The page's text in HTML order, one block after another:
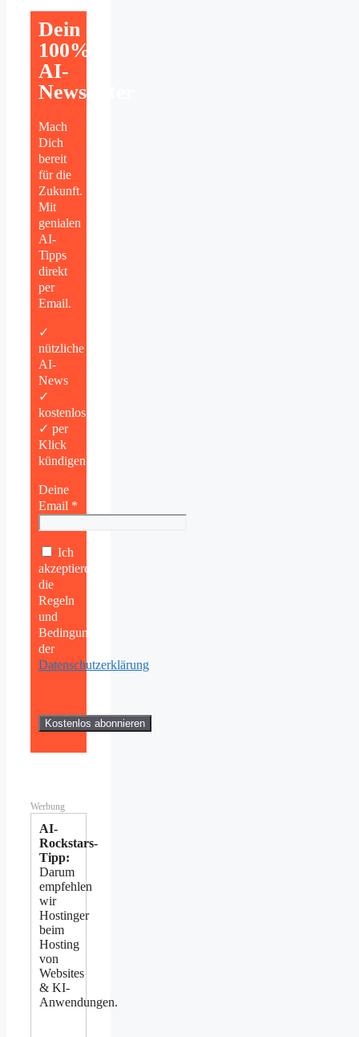
Dein
100%
AI-
Newsletter
Mach
Dich
bereit
für die
Zukunft.
Mit
genialen
AI-
Tipps
direkt
per
Email.
✓
nützliche
AI-
News
✓
kostenlos
✓ per
Klick
kündigen
Deine
Email *
Ich
akzeptiere
die
Regeln
und
Bedingungen
der
Datenschutzerklärung
Werbung
AI-
Rockstars-
Tipp:
Darum
empfehlen
wir
Hostinger
beim
Hosting
von
Websites
& KI-
Anwendungen.